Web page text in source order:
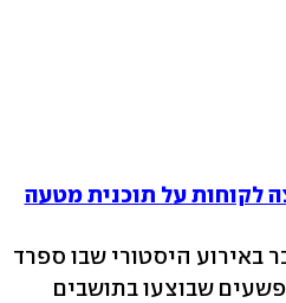
לקוחות על תוכנית מטעה
באירוע היסטורי שבו ספרד
שבוצעו בתושבים